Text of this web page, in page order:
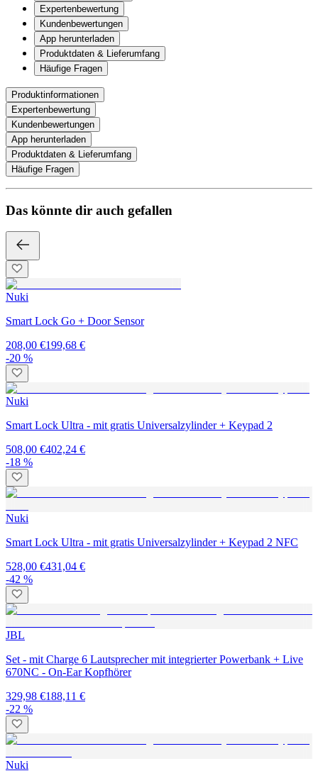
Expertenbewertung
Kundenbewertungen
App herunterladen
Produktdaten & Lieferumfang
Häufige Fragen
Produktinformationen
Expertenbewertung
Kundenbewertungen
App herunterladen
Produktdaten & Lieferumfang
Häufige Fragen
Das könnte dir auch gefallen
Nuki
Smart Lock Go + Door Sensor
208,00 €199,68 €
-20 %
Nuki
Smart Lock Ultra - mit gratis Universalzylinder + Keypad 2
508,00 €402,24 €
-18 %
Nuki
Smart Lock Ultra - mit gratis Universalzylinder + Keypad 2 NFC
528,00 €431,04 €
-42 %
JBL
Set - mit Charge 6 Lautsprecher mit integrierter Powerbank + Live
670NC - On-Ear Kopfhörer
329,98 €188,11 €
-22 %
Nuki